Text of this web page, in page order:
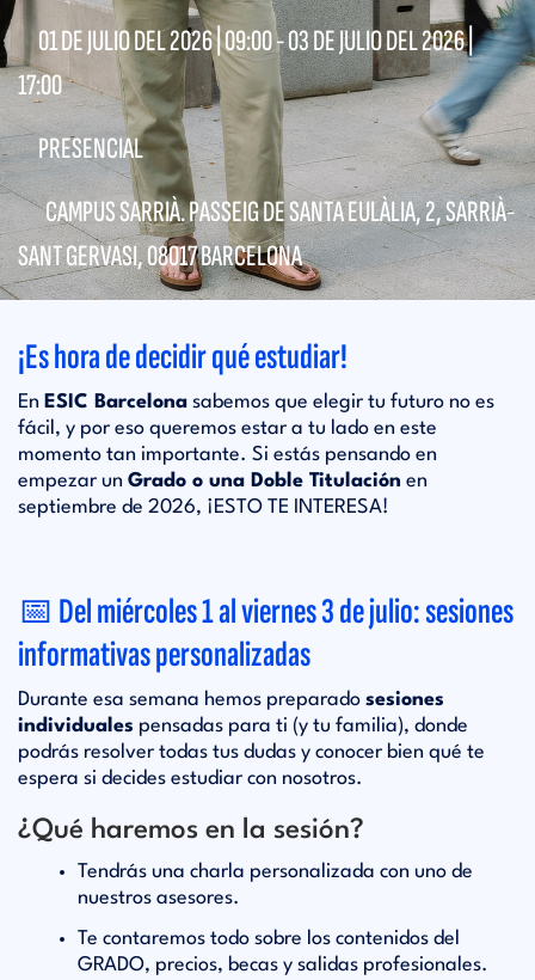
01 DE JULIO DEL 2026 |09:00- 03 DE JULIO DEL 2026 |
17:00
PRESENCIAL
CAMPUS SARRIÀ. PASSEIG DE SANTA EULÀLIA, 2, SARRIÀ-
SANT GERVASI, 08017 BARCELONA
¡Es hora de decidir qué estudiar!
En ESIC Barcelona sabemos que elegir tu futuro no es
fácil, y por eso queremos estar a tu lado en este
momento tan importante. Si estás pensando en
empezar un Grado o una Doble Titulación en
septiembre de 2026, ¡ESTO TE INTERESA!
📅 Del miércoles 1 al viernes 3 de julio: sesiones
informativas personalizadas
Durante esa semana hemos preparado sesiones
individuales pensadas para ti (y tu familia), donde
podrás resolver todas tus dudas y conocer bien qué te
espera si decides estudiar con nosotros.
¿Qué haremos en la sesión?
Tendrás una charla personalizada con uno de
nuestros asesores.
Te contaremos todo sobre los contenidos del
GRADO, precios, becas y salidas profesionales.